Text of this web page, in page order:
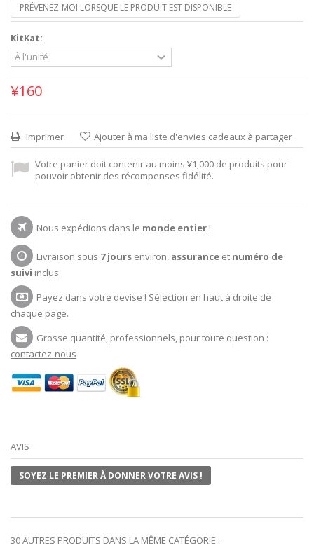
PRÉVENEZ-MOI LORSQUE LE PRODUIT EST DISPONIBLE
KitKat:
¥160
Imprimer Ajouter à ma liste d'envies cadeaux à partager
Votre panier doit contenir au moins ¥1,000 de produits pour
pouvoir obtenir des récompenses fidélité.
Nous expédions dans le monde entier !
Livraison sous 7 jours environ, assurance et numéro de
suivi inclus.
Payez dans votre devise ! Sélection en haut à droite de
chaque page.
Grosse quantité, professionnels, pour toute question :
contactez-nous
AVIS
SOYEZ LE PREMIER À DONNER VOTRE AVIS !
30 AUTRES PRODUITS DANS LA MÊME CATÉGORIE :